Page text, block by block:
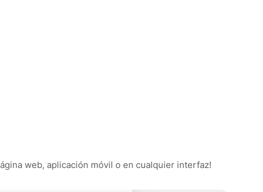
web, aplicación móvil o en cualquier interfaz!